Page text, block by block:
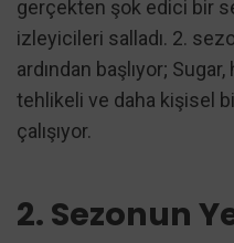
gerçekten şok edici bir
izleyicileri salladı. 2.
ardından başlıyor;
tehlikeli ve daha kişisel
çalışıyor.
2. Sezonun